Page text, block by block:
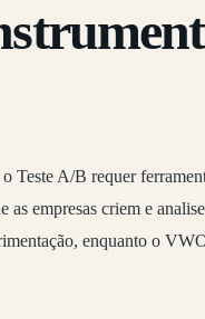
Teste A/B requer
empresas criem e
enquanto o